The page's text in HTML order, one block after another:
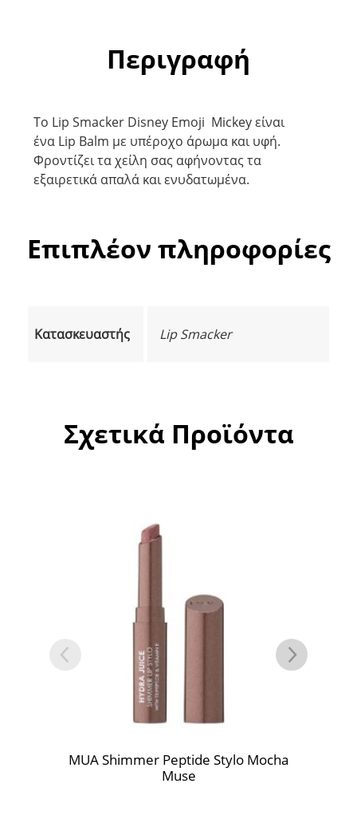
Περιγραφή
To Lip Smacker Disney Emoji Mickeyείναι
ένα Lip Balm με υπέροχο άρωμα και υφή.
Φροντίζει τα χείλη σας αφήνοντας τα
εξαιρετικά απαλά και ενυδατωμένα.
Επιπλέον πληροφορίες
Κατασκευαστής Lip Smacker
Σχετικά Προϊόντα
Shimmer Peptide Stylo Mocha
MUA